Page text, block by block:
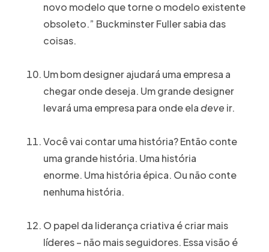
novo modelo que torne o modelo existente
obsoleto.” Buckminster Fuller sabia das
coisas.
Um bom designer ajudará uma empresa a
chegar onde deseja. Um grande designer
levará uma empresa para onde eladeve ir.
Você vai contar uma história? Então conte
uma grande história. Uma história
enorme. Uma história épica. Ou não conte
nenhuma história.
O papel da liderança criativa é criar mais
líderes – não mais seguidores. Essa visão é